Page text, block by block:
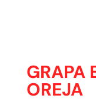
GRAPA
OREJA